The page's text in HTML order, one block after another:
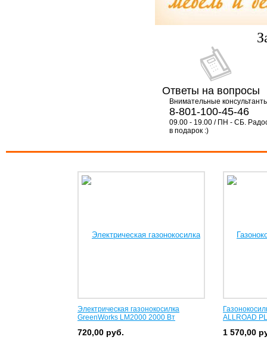
Ответы на вопросы
Внимательные
8-801-100-45-46
09.00 - 19.00 / ПН - СБ.
в подарок :)
Электрическая газонокосилка
GreenWorks LM2000 2000 Вт
720,00 руб.
ALLROAD
1 570,00